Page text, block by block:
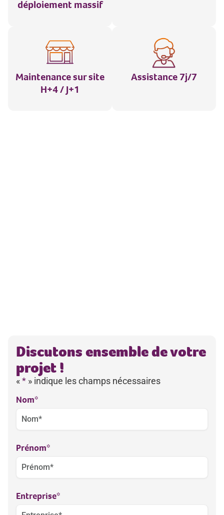
déploiement massif
Maintenance sur site
H+4 / J+1
Assistance 7j/7
Discutons ensemble de votre
projet !
«* » indique les champs nécessaires
Nom*
Prénom*
Entreprise*